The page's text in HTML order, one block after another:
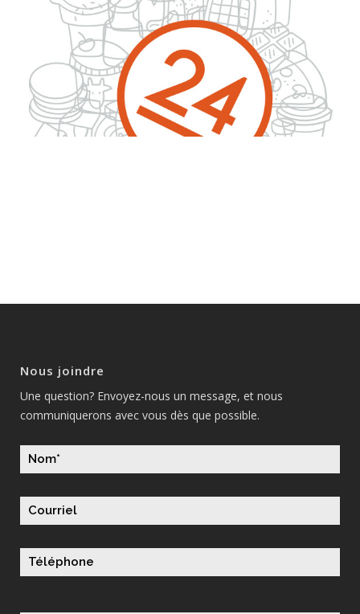
Nous joindre
Une question? Envoyez-nous un message, et nous
communiquerons avec vous dès que possible.